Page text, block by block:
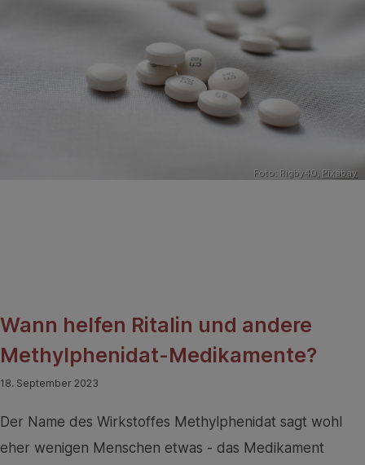
Foto: Rigby40, Pixabay
Wann helfen Ritalin und andere
Methylphenidat-Medikamente?
18. September 2023
Der Name des Wirkstoffes Methylphenidat sagt wohl
eher wenigen Menschen etwas - das Medikament